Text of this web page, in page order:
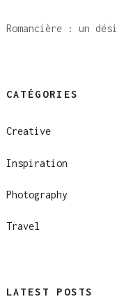
Romancière : un
CATÉGORIES
Creative
Inspiration
Photography
Travel
LATEST POSTS